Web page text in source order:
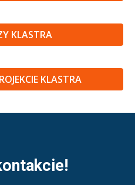
KLASTRA
KLASTRA